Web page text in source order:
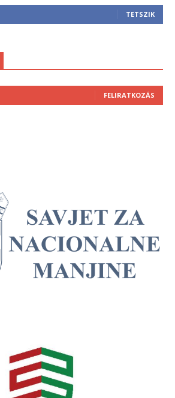
TETSZIK
FELIRATKOZÁS